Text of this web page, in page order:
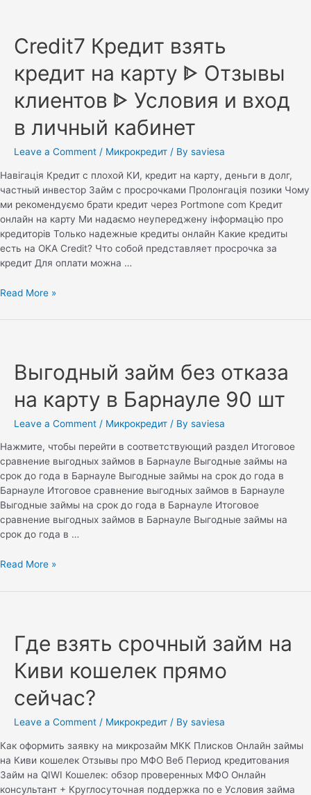
Credit7 Кредит взять
кредит на карту ᐈ Отзывы
клиентов ᐈ Условия и вход
в личный кабинет
Leave a Comment / Микрокредит / By saviesa
Навігація Кредит с плохой КИ, кредит на карту, деньги в долг,
частный инвестор Займ с просрочками Пролонгація позики Чому
ми рекомендуємо брати кредит через Portmone com Кредит
онлайн на карту Ми надаємо неупереджену інформацію про
кредиторів Только надежные кредиты онлайн Какие кредиты
есть на OKA Credit? Что собой представляет просрочка за
кредит Для оплати можна …
Read More »
Выгодный займ без отказа
на карту в Барнауле 90 шт
Leave a Comment / Микрокредит / By saviesa
Нажмите, чтобы перейти в соответствующий раздел Итоговое
сравнение выгодных займов в Барнауле Выгодные займы на
срок до года в Барнауле Выгодные займы на срок до года в
Барнауле Итоговое сравнение выгодных займов в Барнауле
Выгодные займы на срок до года в Барнауле Итоговое
сравнение выгодных займов в Барнауле Выгодные займы на
срок до года в …
Read More »
Где взять срочный займ на
Киви кошелек прямо
сейчас?
Leave a Comment / Микрокредит / By saviesa
Как оформить заявку на микрозайм МКК Плисков Онлайн займы
на Киви кошелек Отзывы про МФО Веб Период кредитования
Займ на QIWI Кошелек: обзор проверенных МФО Онлайн
консультант + Круглосуточная поддержка по e Условия займа